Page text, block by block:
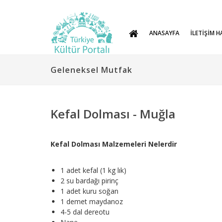
ANASAYFA İLETİŞİM
Geleneksel Mutfak
Kefal Dolması - Muğla
Kefal Dolması Malzemeleri Nelerdir
1 adet kefal (1 kg lık)
2 su bardağı pirinç
1 adet kuru soğan
1 demet maydanoz
4-5 dal dereotu